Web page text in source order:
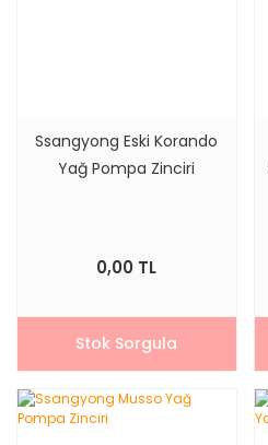
Ssangyong Eski Korando
Yağ Pompa Zinciri
0,00 TL
Stok Sorgula